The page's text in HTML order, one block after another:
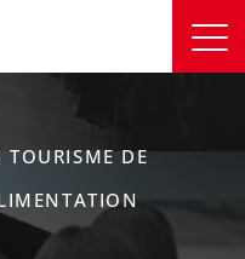
TOURISME DE